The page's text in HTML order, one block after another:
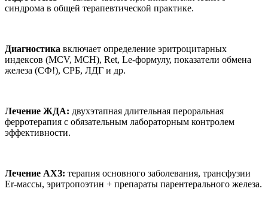
синдрома в общей терапевтической практике.
Диагностика включает определение эритроцитарных
индексов (MCV, MCH), Ret, Le-формулу, показатели обмена
железа (СФ!), СРБ, ЛДГ и др.
Лечение ЖДА: двухэтапная длительная пероральная
ферротерапия с обязательным лабораторным контролем
эффективности.
Лечение АХЗ: терапия основного заболевания, трансфузии
Er-массы, эритропоэтин + препараты парентерального железа.